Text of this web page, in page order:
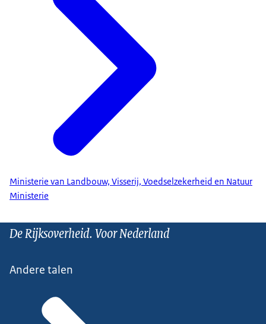
Ministerie van Landbouw, Visserij, Voedselzekerheid en Natuur
Ministerie
De Rijksoverheid. Voor Nederland
Andere talen